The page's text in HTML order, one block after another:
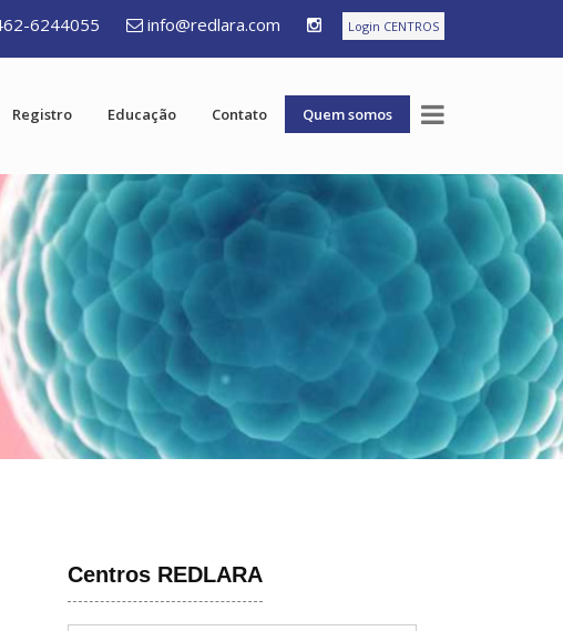
6244055 info@redlara.com Login CENTROS
Registro Educação Contato Quem somos
Centros REDLARA